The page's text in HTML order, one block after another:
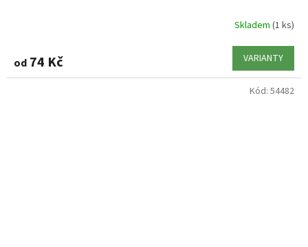
Skladem (1 ks)
od 74 Kč VARIANTY
Kód: 54482